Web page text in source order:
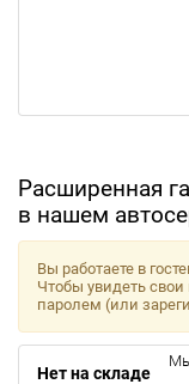
Расширенная
в нашем
Вы работаете в
Чтобы увидеть
паролем (или
Нет на складе